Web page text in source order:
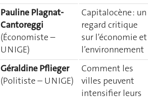
Pauline Plagnat-
Cantoreggi
(Économiste –
UNIGE)
Capitalocène : un
regard critique
sur l’économie et
l’environnement
Géraldine Pflieger
(Politiste – UNIGE)
Comment les
villes peuvent
intensifier leurs